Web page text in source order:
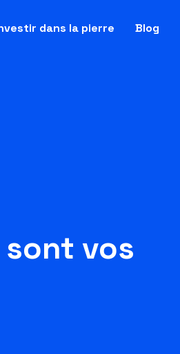
dans la pierre Blog
vos